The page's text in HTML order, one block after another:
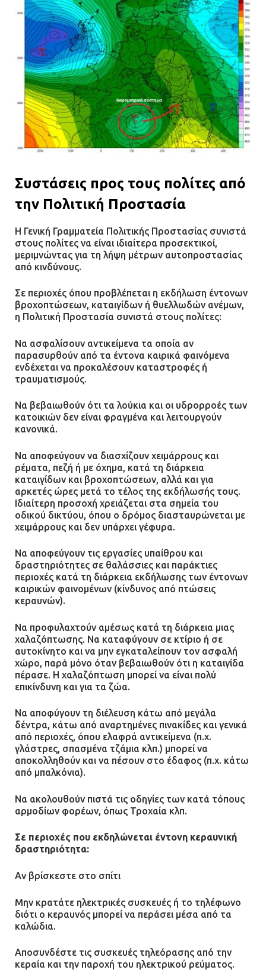
Συστάσεις προς τους πολίτες από
την Πολιτική Προστασία
Η Γενική Γραμματεία Πολιτικής Προστασίας συνιστά
στους πολίτες να είναι ιδιαίτερα προσεκτικοί,
μεριμνώντας για τη λήψη μέτρων αυτοπροστασίας
από κινδύνους.
Σε περιοχές όπου προβλέπεται η εκδήλωση έντονων
βροχοπτώσεων, καταιγίδων ή θυελλωδών ανέμων,
η Πολιτική Προστασία συνιστά στους πολίτες:
Να ασφαλίσουν αντικείμενα τα οποία αν
παρασυρθούν από τα έντονα καιρικά φαινόμενα
ενδέχεται να προκαλέσουν καταστροφές ή
τραυματισμούς.
Να βεβαιωθούν ότι τα λούκια και οι υδρορροές των
κατοικιών δεν είναι φραγμένα και λειτουργούν
κανονικά.
Να αποφεύγουν να διασχίζουν χειμάρρους και
ρέματα, πεζή ή με όχημα, κατά τη διάρκεια
καταιγίδων και βροχοπτώσεων, αλλά και για
αρκετές ώρες μετά το τέλος της εκδήλωσής τους.
Ιδιαίτερη προσοχή χρειάζεται στα σημεία του
οδικού δικτύου, όπου ο δρόμος διασταυρώνεται με
χειμάρρους και δεν υπάρχει γέφυρα.
Να αποφεύγουν τις εργασίες υπαίθρου και
δραστηριότητες σε θαλάσσιες και παράκτιες
περιοχές κατά τη διάρκεια εκδήλωσης των έντονων
καιρικών φαινομένων (κίνδυνος από πτώσεις
κεραυνών).
Να προφυλαχτούν αμέσως κατά τη διάρκεια μιας
χαλαζόπτωσης. Να καταφύγουν σε κτίριο ή σε
αυτοκίνητο και να μην εγκαταλείπουν τον ασφαλή
χώρο, παρά μόνο όταν βεβαιωθούν ότι η καταιγίδα
πέρασε. Η χαλαζόπτωση μπορεί να είναι πολύ
επικίνδυνη και για τα ζώα.
Να αποφύγουν τη διέλευση κάτω από μεγάλα
δέντρα, κάτω από αναρτημένες πινακίδες και γενικά
από περιοχές, όπου ελαφρά αντικείμενα (π.χ.
γλάστρες, σπασμένα τζάμια κλπ.) μπορεί να
αποκολληθούν και να πέσουν στο έδαφος (π.χ. κάτω
από μπαλκόνια).
Να ακολουθούν πιστά τις οδηγίες των κατά τόπους
αρμοδίων φορέων, όπως Τροχαία κλπ.
Σε περιοχές που εκδηλώνεται έντονη κεραυνική
δραστηριότητα:
Αν βρίσκεστε στο σπίτι
Μην κρατάτε ηλεκτρικές συσκευές ή το τηλέφωνο
διότι ο κεραυνός μπορεί να περάσει μέσα από τα
καλώδια.
Αποσυνδέστε τις συσκευές τηλεόρασης από την
κεραία και την παροχή του ηλεκτρικού ρεύματος.